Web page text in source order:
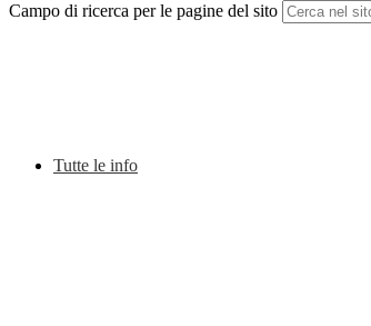
Campo di ricerca per le pagine del sito
Tutte le info